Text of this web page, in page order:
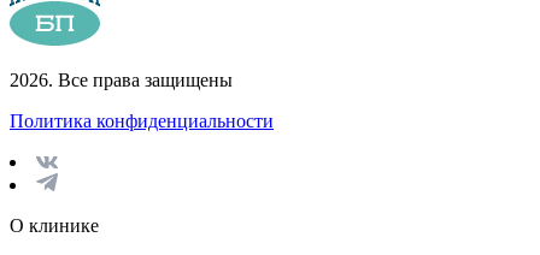
2026. Все права защищены
Политика конфиденциальности
О клинике